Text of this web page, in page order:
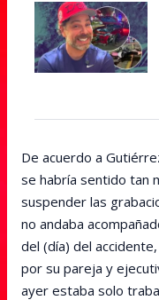
De acuerdo a
se habría sentido tan
suspender las
no andaba
del (día) del
por su pareja y
ayer estaba solo